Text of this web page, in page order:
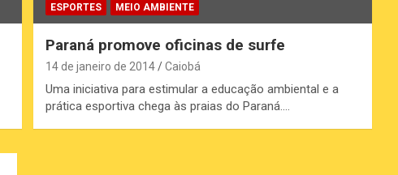
ESPORTES MEIO AMBIENTE
Paraná promove oficinas de surfe
14 de janeiro de 2014 Caiobá
Uma iniciativa para estimular a educação ambiental e a
prática esportiva chega às praias do Paraná.…